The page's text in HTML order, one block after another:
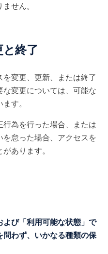
せん。
終了
変更、更新、または終了
変更については、可能な
す。
為を行った場合、または
怠った場合、アクセスを
あります。
び「利用可能な状態」で
わず、いかなる種類の保